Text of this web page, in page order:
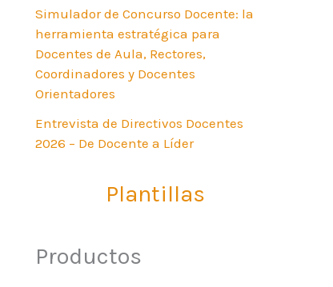
Simulador de Concurso Docente: la
herramienta estratégica para
Docentes de Aula, Rectores,
Coordinadores y Docentes
Orientadores
Entrevista de Directivos Docentes
2026 – De Docente a Líder
Plantillas
Productos